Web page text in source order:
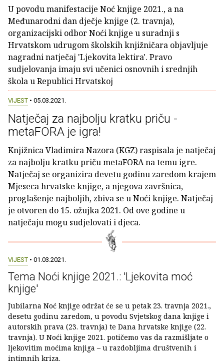
U povodu manifestacije Noć knjige 2021., a na
Međunarodni dan dječje knjige (2. travnja),
organizacijski odbor Noći knjige u suradnji s
Hrvatskom udrugom školskih knjižničara objavljuje
nagradni natječaj 'Ljekovita lektira'. Pravo
sudjelovanja imaju svi učenici osnovnih i srednjih
škola u Republici Hrvatskoj
VIJEST • 05.03.2021.
Natječaj za najbolju kratku priču -
metaFORA je igra!
Knjižnica Vladimira Nazora (KGZ) raspisala je natječaj
za najbolju kratku priču metaFORA na temu igre.
Natječaj se organizira devetu godinu zaredom krajem
Mjeseca hrvatske knjige, a njegova završnica,
proglašenje najboljih, zbiva se u Noći knjige. Natječaj
je otvoren do 15. ožujka 2021. Od ove godine u
natječaju mogu sudjelovati i djeca.
VIJEST • 01.03.2021.
Tema Noći knjige 2021.: 'Ljekovita moć
knjige'
Jubilarna Noć knjige održat će se u petak 23. travnja 2021.,
desetu godinu zaredom, u povodu Svjetskog dana knjige i
autorskih prava (23. travnja) te Dana hrvatske knjige (22.
travnja). U Noći knjige 2021. potičemo vas da razmišljate o
ljekovitim moćima knjiga – u razdobljima društvenih i
intimnih kriza.